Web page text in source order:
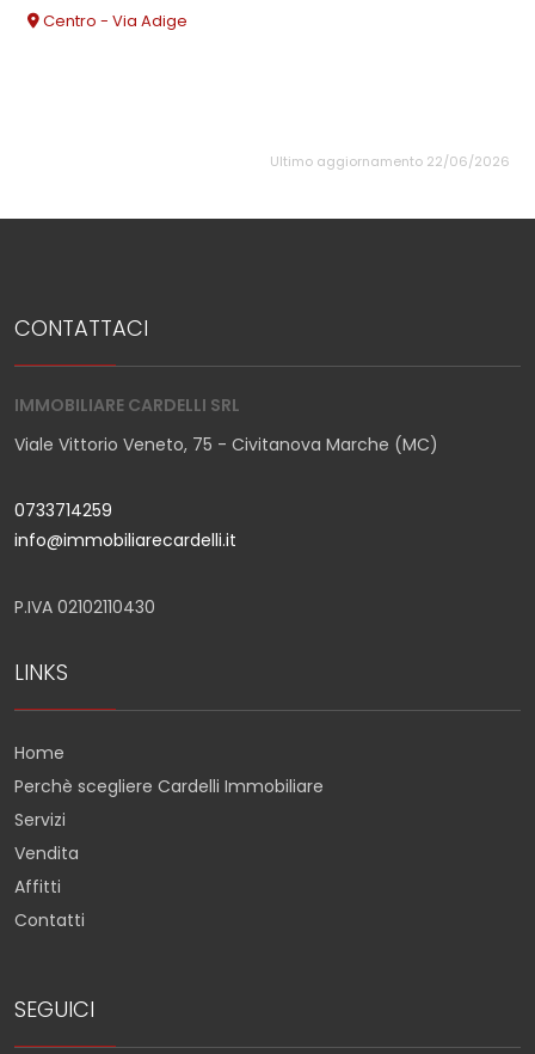
Centro - Via Adige
Ultimo aggiornamento 22/06/2026
CONTATTACI
IMMOBILIARE CARDELLI SRL
Viale Vittorio Veneto, 75 - Civitanova Marche (MC)
0733714259
info@immobiliarecardelli.it
P.IVA 02102110430
LINKS
Home
Perchè scegliere Cardelli Immobiliare
Servizi
Vendita
Affitti
Contatti
SEGUICI